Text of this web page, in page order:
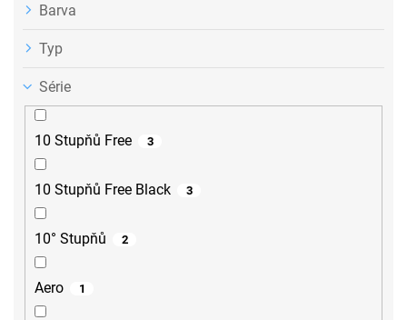
Barva
Typ
Série
10 Stupňů Free 3
10 Stupňů Free Black 3
10° Stupňů 2
Aero 1